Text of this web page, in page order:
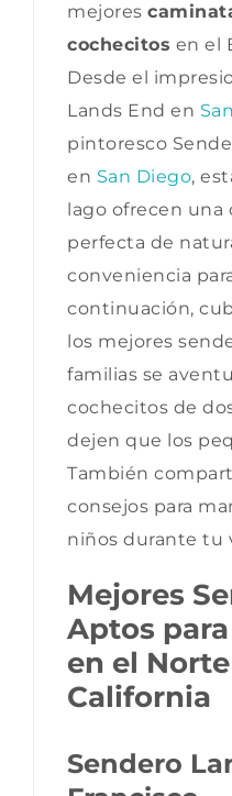
mejores
cochecitos en el
Desde el
Lands End en
pintoresco
en San Diego,
lago ofrecen
perfecta de
conveniencia
continuación,
los mejores
familias se
cochecitos de
dejen que los
También
consejos para
niños durante tu
Mejores
Aptos
en el
California
Sendero